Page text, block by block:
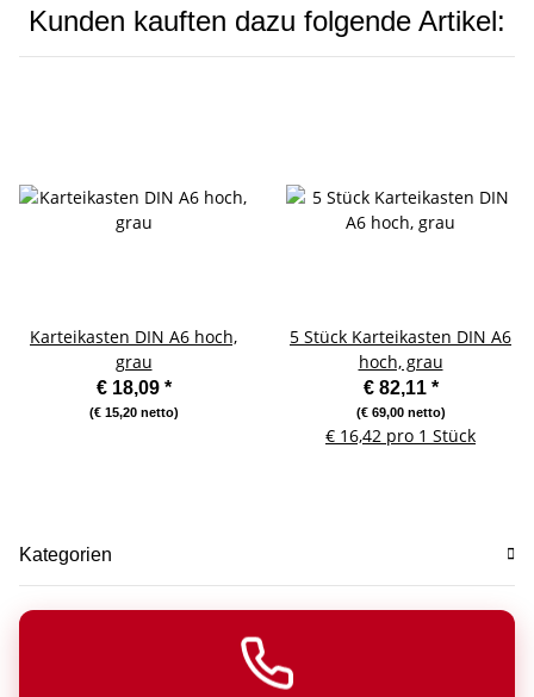
Kunden kauften dazu folgende Artikel:
Karteikasten DIN A6 hoch,
grau
€ 18,09 *
(€ 15,20 netto)
5 Stück Karteikasten DIN A6
hoch, grau
€ 82,11 *
(€ 69,00 netto)
€ 16,42 pro 1 Stück
Kategorien